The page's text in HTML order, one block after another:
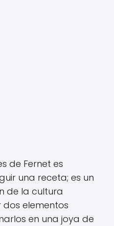
de Fernet es
una receta; es un
de la cultura
dos elementos
en una joya de